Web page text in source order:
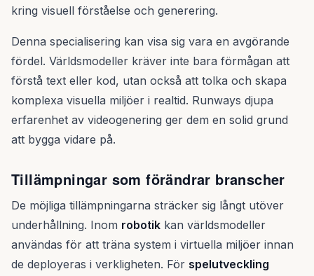
kring visuell förståelse och generering.
Denna specialisering kan visa sig vara en avgörande
fördel. Världsmodeller kräver inte bara förmågan att
förstå text eller kod, utan också att tolka och skapa
komplexa visuella miljöer i realtid. Runways djupa
erfarenhet av videogenering ger dem en solid grund
att bygga vidare på.
Tillämpningar som förändrar branscher
De möjliga tillämpningarna sträcker sig långt utöver
underhållning. Inom robotik kan världsmodeller
användas för att träna system i virtuella miljöer innan
de deployeras i verkligheten. För spelutveckling